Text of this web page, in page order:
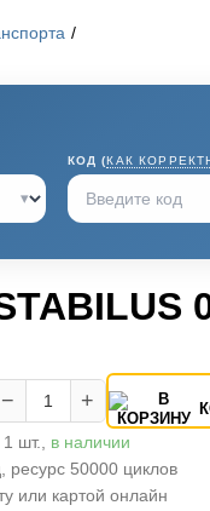
▾
КОД (КАК
− +
шт., в наличии
ресурс 50000 циклов
или картой онлайн